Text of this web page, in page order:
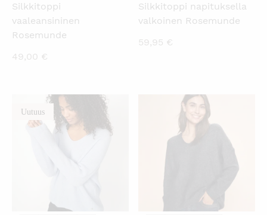
Silkkitoppi
vaaleansininen
Rosemunde
49,00 €
Silkkitoppi napituksella
valkoinen Rosemunde
59,95 €
UutuusKATSO PIKANÄKYMÄ KATSO PIKANÄKYMÄ